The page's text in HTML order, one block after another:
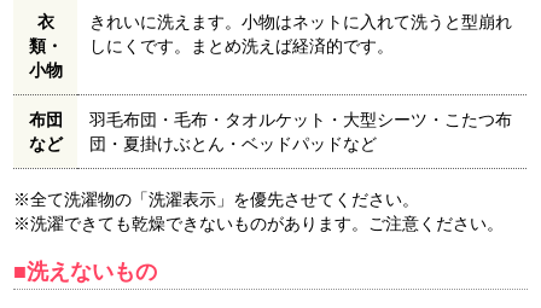
衣
類・
小物
きれいに洗えます。小物はネットに入れて洗うと型崩れ
しにくです。まとめ洗えば経済的です。
布団
など
羽毛布団・毛布・タオルケット・大型シーツ・こたつ布
団・夏掛けぶとん・ベッドパッドなど
※全て洗濯物の「洗濯表示」を優先させてください。
※洗濯できても乾燥できないものがあります。ご注意ください。
■洗えないもの